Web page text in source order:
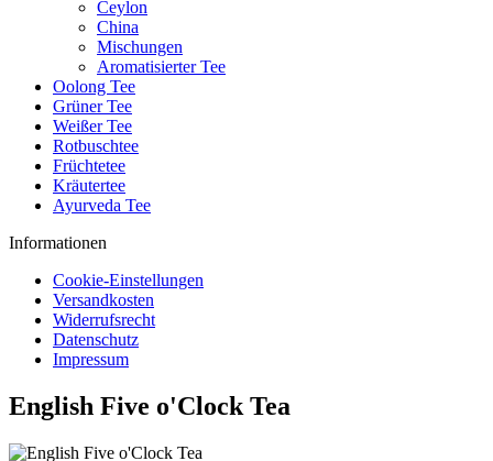
Ceylon
China
Mischungen
Aromatisierter Tee
Oolong Tee
Grüner Tee
Weißer Tee
Rotbuschtee
Früchtetee
Kräutertee
Ayurveda Tee
Informationen
Cookie-Einstellungen
Versandkosten
Widerrufsrecht
Datenschutz
Impressum
English Five o'Clock Tea